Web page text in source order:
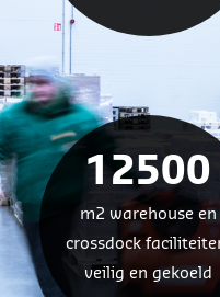
12500
m2 warehouse en
crossdock
veilig en gekoeld